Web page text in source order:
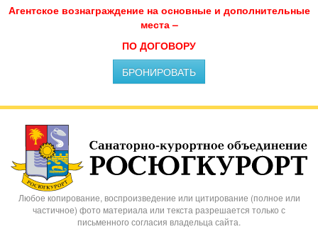
Агентское вознаграждение на основные и дополнительные
места –
ПО ДОГОВОРУ
БРОНИРОВАТЬ
Любое копирование, воспроизведение или цитирование (полное или
частичное) фото материала или текста разрешается только с
письменного согласия владельца сайта.